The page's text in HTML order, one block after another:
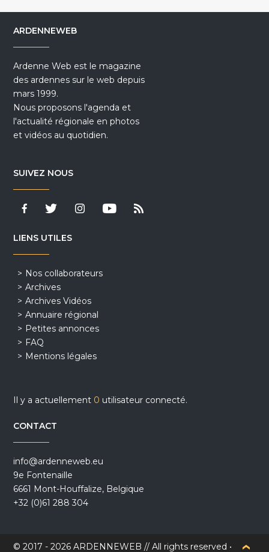
ARDENNEWEB
Ardenne Web est le magazine
des ardennes sur le web depuis
mars 1999.
Nous proposons l'agenda et
l'actualité régionale en photos
et vidéos au quotidien.
SUIVEZ NOUS
LIENS UTILES
Nos collaborateurs
Archives
Archives Vidéos
Annuaire régional
Petites annonces
FAQ
Mentions légales
Il y a actuellement 0 utilisateur connecté.
CONTACT
info@ardenneweb.eu
9e Fontenaille
6661 Mont-Houffalize, Belgique
+32 (0)61 288 304
© 2017 - 2026 ARDENNEWEB // All rights reserved •